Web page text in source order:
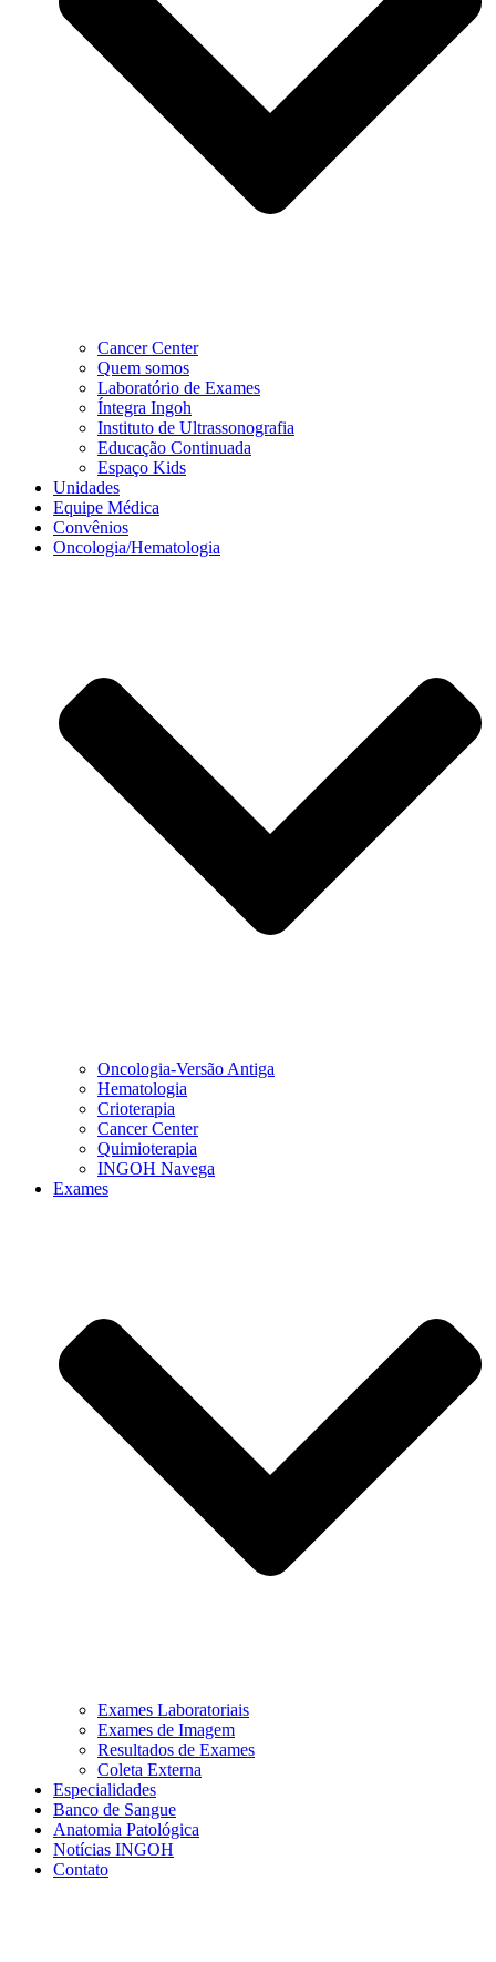
Cancer Center
Quem somos
Laboratório de Exames
Íntegra Ingoh
Instituto de Ultrassonografia
Educação Continuada
Espaço Kids
Unidades
Equipe Médica
Convênios
Oncologia/Hematologia
Oncologia-Versão Antiga
Hematologia
Crioterapia
Cancer Center
Quimioterapia
INGOH Navega
Exames
Exames Laboratoriais
Exames de Imagem
Resultados de Exames
Coleta Externa
Especialidades
Banco de Sangue
Anatomia Patológica
Notícias INGOH
Contato